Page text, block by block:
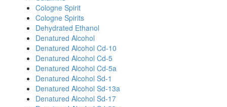
Cologne Spirit
Cologne Spirits
Dehydrated Ethanol
Denatured Alcohol
Denatured Alcohol Cd-10
Denatured Alcohol Cd-5
Denatured Alcohol Cd-5a
Denatured Alcohol Sd-1
Denatured Alcohol Sd-13a
Denatured Alcohol Sd-17